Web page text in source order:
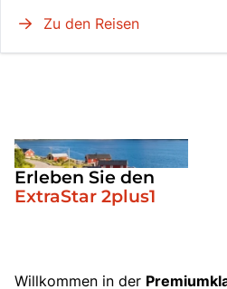
Zu den Reisen
Erleben Sie den
ExtraStar 2plus1
Willkommen in der